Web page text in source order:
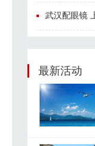
武汉配眼镜
最新活动